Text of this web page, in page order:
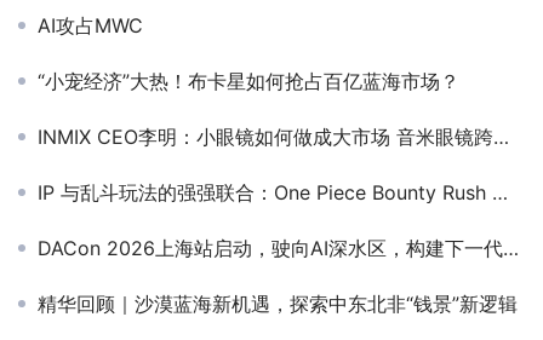
AI攻占MWC
“小宠经济”大热！布卡星如何抢占百亿蓝海市场？
INMIX CEO李明：小眼镜如何做成大市场 音米眼镜跨境DTC电商0-1品牌构建之路
IP 与乱斗玩法的强强联合：One Piece Bounty Rush 全球用户支出破 5 亿美元
DACon 2026上海站启动，驶向AI深水区，构建下一代「Data+AI」基座
精华回顾｜沙漠蓝海新机遇，探索中东北非“钱景”新逻辑